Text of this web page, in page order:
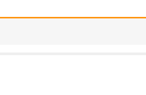
とし内科 太子本院
田中 稔之院長取材記事